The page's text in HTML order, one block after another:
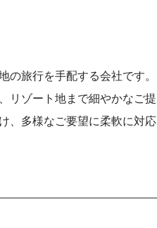
の旅行を手配する会社です。
リゾート地まで細やかなご提
、多様なご要望に柔軟に対応